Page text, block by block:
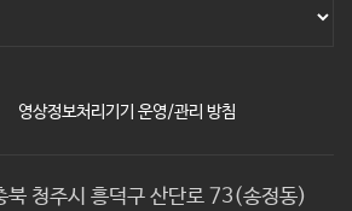
영상정보처리기기 운영/관리 방침
청주시 흥덕구 산단로 73(송정동)